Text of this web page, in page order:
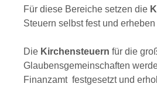
Für diese Bereiche setzen die
Steuern selbst fest und
Die Kirchensteuern für die
Glaubensgemeinschaften
Finanzamt festgesetzt und